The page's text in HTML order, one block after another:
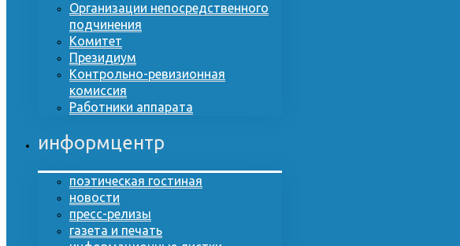
Организации непосредственного
подчинения
Комитет
Президиум
Контрольно-ревизионная
комиссия
Работники аппарата
информцентр
поэтическая гостиная
новости
пресс-релизы
газета и печать